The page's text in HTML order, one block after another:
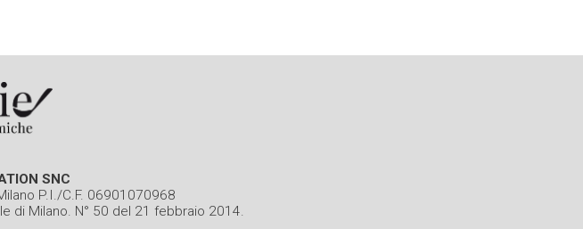
SNC
P.I./C.F. 06901070968
di Milano. N° 50 del 21 febbraio 2014.